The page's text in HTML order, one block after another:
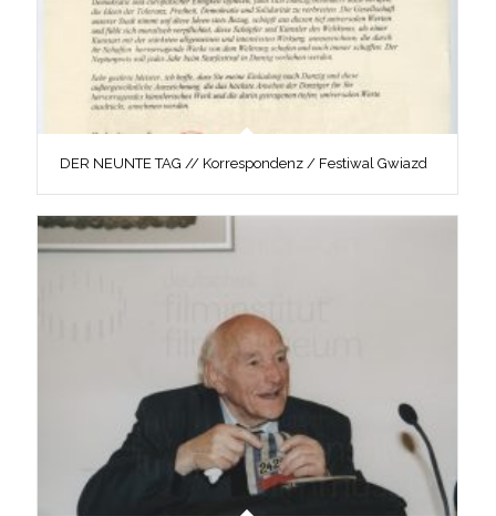
DER NEUNTE TAG // Korrespondenz / Festiwal Gwiazd